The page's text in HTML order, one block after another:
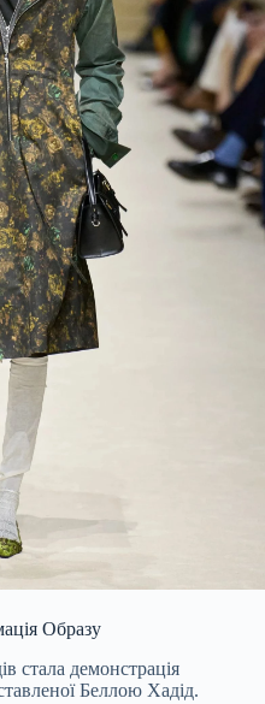
Образу
стала демонстрація
Беллою Хадід.